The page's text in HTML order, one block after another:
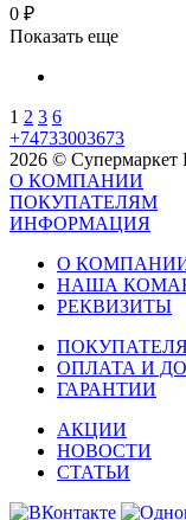
0 ₽
Показать еще
1 2 3 6
+74733003673
2026 ©
О КОМПАНИИ
ПОКУПАТЕЛЯМ
ИНФОРМАЦИЯ
О
НАША
РЕКВИЗИТЫ
ОПЛАТА И
ГАРАНТИИ
АКЦИИ
НОВОСТИ
СТАТЬИ